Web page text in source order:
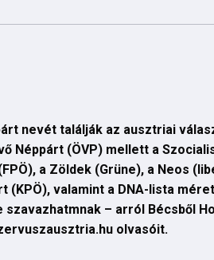
nevét találják az ausztriai
Néppárt (ÖVP) mellett a
a Zöldek (Grüne), a Neos
(KPÖ), valamint a DNA-lista
szavazhatmnak – arról Bécsből
olvasóit.